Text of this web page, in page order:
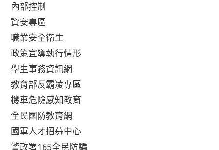
內部控制
資安專區
職業安全衛生
政策宣導執行情形
學生事務資訊網
教育部反霸凌專區
機車危險感知教育
全民國防教育網
國軍人才招募中心
警政署165全民防騙